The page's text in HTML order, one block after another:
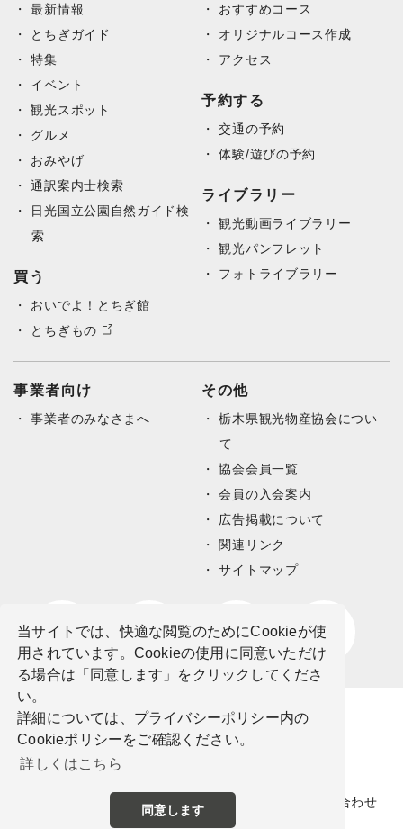
当サイトでは、快適な閲覧のためにCookieが使
用されています。Cookieの使用に同意いただけ
る場合は「同意します」をクリックしてくださ
い。
詳細については、プライバシーポリシー内の
Cookieポリシーをご確認ください。
詳しくはこちら
同意します
最新情報
とちぎガイド
特集
イベント
観光スポット
グルメ
おみやげ
通訳案内士検索
日光国立公園自然ガイド検
索
買う
おいでよ！とちぎ館
とちぎもの
おすすめコース
オリジナルコース作成
アクセス
予約する
交通の予約
体験/遊びの予約
ライブラリー
観光動画ライブラリー
観光パンフレット
フォトライブラリー
事業者向け
事業者のみなさまへ
その他
栃木県観光物産協会につい
て
協会会員一覧
会員の入会案内
広告掲載について
関連リンク
サイトマップ
プライバシーポリシー お問い合わせ